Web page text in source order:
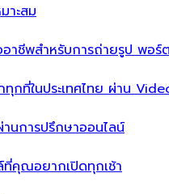
าะสม
ชีพสำหรับการถ่ายรูป พอร์
ในประเทศไทย ผ่าน
นการปรึกษาออนไลน์
ที่คุณอยากเปิดทุกเช้า